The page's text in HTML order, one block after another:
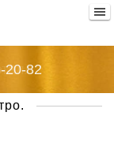
20-82